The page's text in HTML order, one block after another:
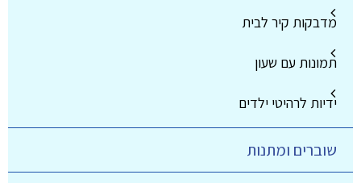
מדבקות קיר לבית
תמונות עם שעון
ידיות לרהיטי ילדים
שוברים ומתנות